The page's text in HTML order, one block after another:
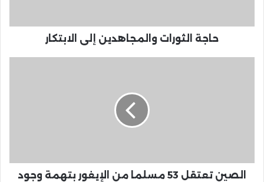
حاجة الثورات والمجاهدين إلى الابتكار
الصين تعتقل 53 مسلما من الإيغور بتهمة وجود